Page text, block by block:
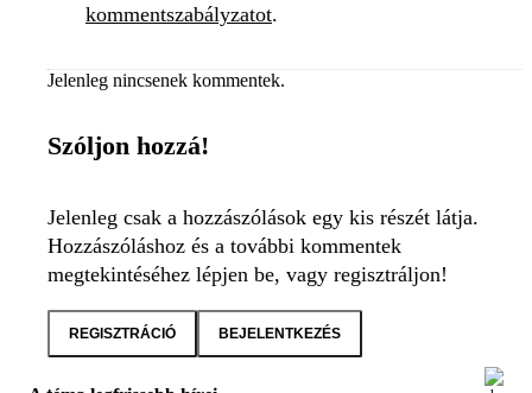
kommentszabályzatot.
Jelenleg nincsenek kommentek.
Szóljon hozzá!
Jelenleg csak a hozzászólások egy kis részét látja.
Hozzászóláshoz és a további kommentek
megtekintéséhez lépjen be, vagy regisztráljon!
REGISZTRÁCIÓ BEJELENTKEZÉS